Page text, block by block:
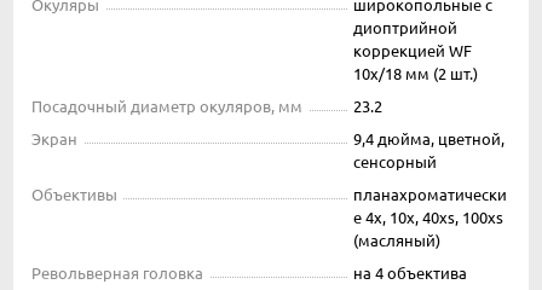
Окуляры
широкопольные с
диоптрийной
коррекцией WF
10x/18 мм (2 шт.)
Посадочный диаметр окуляров, мм
23.2
Экран
9,4 дюйма, цветной,
сенсорный
Объективы
планахроматически
е 4х, 10х, 40хs, 100хs
(масляный)
Револьверная головка
на 4 объектива